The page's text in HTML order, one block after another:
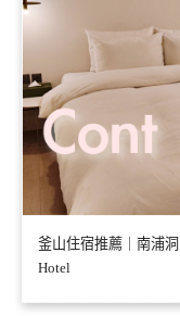
釜山住宿推薦｜南浦
Hotel